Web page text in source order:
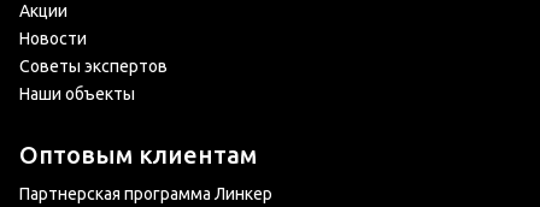
Акции
Новости
Советы экспертов
Наши объекты
Оптовым клиентам
Партнерская программа Линкер